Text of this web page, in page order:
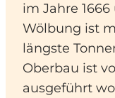
im Jahre
Wölbung ist
längste
Oberbau ist
ausgeführt